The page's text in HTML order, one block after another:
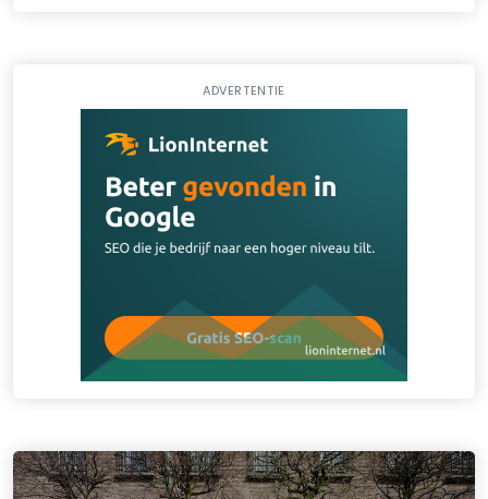
ADVERTENTIE